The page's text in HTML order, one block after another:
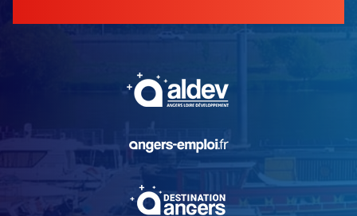
, Ouvre une nouvelle